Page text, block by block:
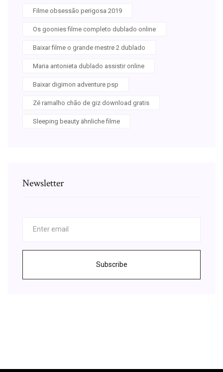
Filme obsessão perigosa 2019
Os goonies filme completo dublado online
Baixar filme o grande mestre 2 dublado
Maria antonieta dublado assistir online
Baixar digimon adventure psp
Zé ramalho chão de giz download gratis
Sleeping beauty ähnliche filme
Newsletter
Subscribe